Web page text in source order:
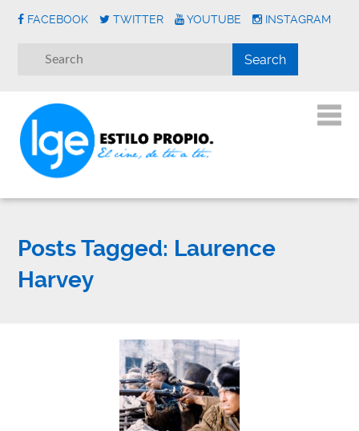
FACEBOOK TWITTER YOUTUBE INSTAGRAM
Posts Tagged: Laurence
Harvey